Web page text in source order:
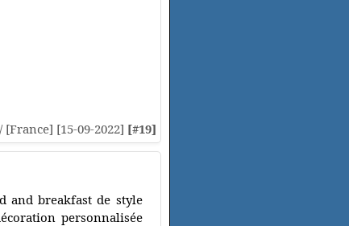
[France] [15-09-2022] [#19]
and breakfast de style
personnalisée